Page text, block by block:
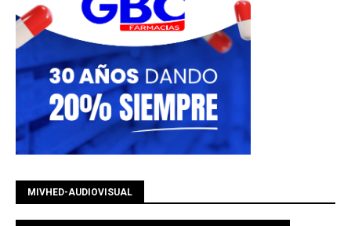
MIVHED-AUDIOVISUAL